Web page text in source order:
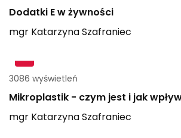
Dodatki E w żywności
mgr KatarzynaSzafraniec
3086 wyświetleń
Mikroplastik - czym jest i jak
mgr KatarzynaSzafraniec